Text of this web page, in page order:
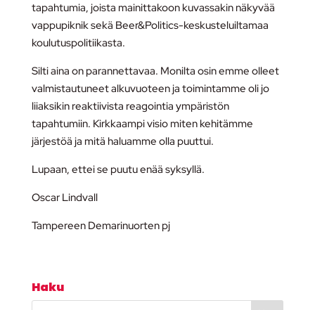
tapahtumia, joista mainittakoon kuvassakin näkyvää
vappupiknik sekä Beer&Politics-keskusteluiltamaa
koulutuspolitiikasta.
Silti aina on parannettavaa. Monilta osin emme olleet
valmistautuneet alkuvuoteen ja toimintamme oli jo
liiaksikin reaktiivista reagointia ympäristön
tapahtumiin. Kirkkaampi visio miten kehitämme
järjestöä ja mitä haluamme olla puuttui.
Lupaan, ettei se puutu enää syksyllä.
Oscar Lindvall
Tampereen Demarinuorten pj
Haku